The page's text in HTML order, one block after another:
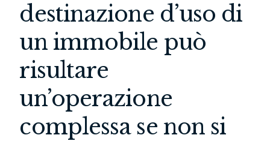
destinazione d’uso di
un immobile può
risultare
un’operazione
complessa se non si